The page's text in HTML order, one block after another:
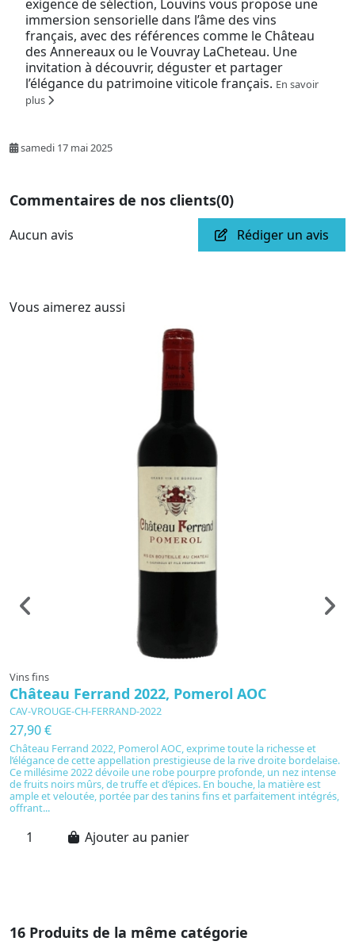
exigence de sélection, Louvins vous propose une
immersion sensorielle dans l’âme des vins
français, avec des références comme le Château
des Annereaux ou le Vouvray LaCheteau. Une
invitation à découvrir, déguster et partager
l’élégance du patrimoine viticole français. En savoir
plus
samedi 17 mai 2025
Commentaires de nos clients(0)
Aucun avis Rédiger un avis
Vous aimerez aussi
Vins fins
Château Ferrand 2022, Pomerol AOC
CAV-VROUGE-CH-FERRAND-2022
27,90 €
Château Ferrand 2022, Pomerol AOC, exprime toute la richesse et
l’élégance de cette appellation prestigieuse de la rive droite bordelaise.
Ce millésime 2022 dévoile une robe pourpre profonde, un nez intense
de fruits noirs mûrs, de truffe et d’épices. En bouche, la matière est
ample et veloutée, portée par des tanins fins et parfaitement intégrés,
offrant...
Ajouter au panier
16 Produits de la même catégorie